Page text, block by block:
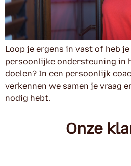
Loop je ergens in vast of heb
persoonlijke ondersteuning in
doelen? In een persoonlijk
verkennen we samen je vraag
nodig hebt.
Onze